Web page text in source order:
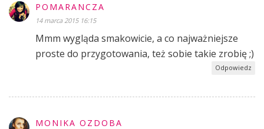
POMARANCZA
14 marca 2015 16:15
Mmm wygląda smakowicie, a co najważniejsze
proste do przygotowania, też sobie takie zrobię ;)
Odpowiedz
MONIKA OZDOBA